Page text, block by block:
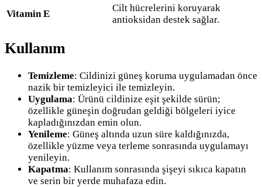
Vitamin E
Cilt hücrelerini koruyarak
antioksidan destek sağlar.
Kullanım
Temizleme: Cildinizi güneş koruma uygulamadan önce
nazik bir temizleyici ile temizleyin.
Uygulama: Ürünü cildinize eşit şekilde sürün;
özellikle güneşin doğrudan geldiği bölgeleri iyice
kapladığınızdan emin olun.
Yenileme: Güneş altında uzun süre kaldığınızda,
özellikle yüzme veya terleme sonrasında uygulamayı
yenileyin.
Kapatma: Kullanım sonrasında şişeyi sıkıca kapatın
ve serin bir yerde muhafaza edin.